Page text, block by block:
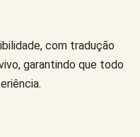
com tradução
garantindo que todo